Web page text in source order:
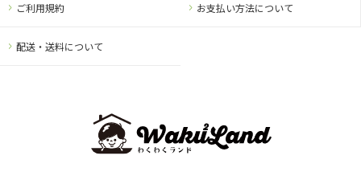
ご利用規約 お支払い方法について
配送・送料について